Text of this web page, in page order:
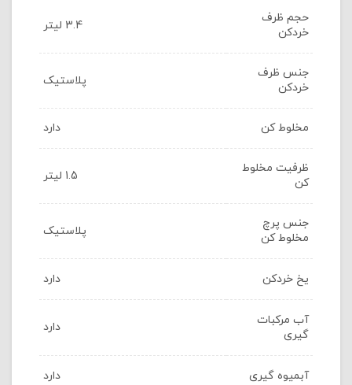
حجم ظرف
خردکن
3.4 لیتر
جنس ظرف
خردکن
پلاستیک
مخلوط کن دارد
ظرفیت مخلوط
کن
1.5 لیتر
جنس پرچ
مخلوط کن
پلاستیک
یخ خردکن دارد
آب مرکبات
گیری
دارد
آبمیوه گیری دارد